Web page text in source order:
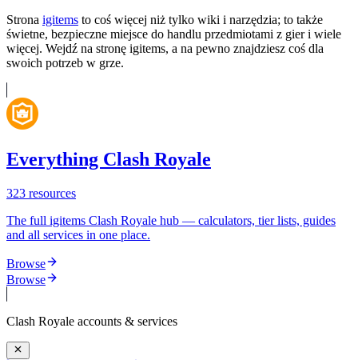
Strona igitems to coś więcej niż tylko wiki i narzędzia; to także
świetne, bezpieczne miejsce do handlu przedmiotami z gier i wiele
więcej. Wejdź na stronę igitems, a na pewno znajdziesz coś dla
swoich potrzeb w grze.
Everything Clash Royale
323 resources
The full igitems Clash Royale hub — calculators, tier lists, guides
and all services in one place.
Browse
Browse
Clash Royale accounts & services